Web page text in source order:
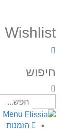
Wishlist
חיפוש
Menu
הזמנות